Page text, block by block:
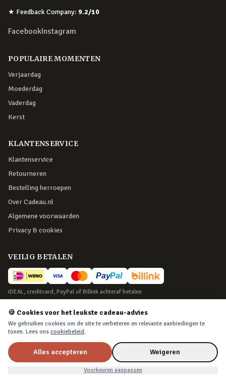
★ Feedback Company: 9.2/10
FacebookInstagram
POPULAIRE MOMENTEN
Verjaardag
Moederdag
Vaderdag
Kerst
KLANTENSERVICE
Klantenservice
Retourneren
Bestelling herroepen
Over Cadeau.nl
Algemene voorwaarden
Privacy & cookies
VEILIG BETALEN
iDEAL, creditcard, PayPal of Billink achteraf betalen
BEZORGING
Voor 22:45 besteld, morgen in huis. Tot 365 dagen retourneren.
©2026Cadeau.nl — Alle rechten voorbehouden
Privacy & cookies·Cookievoorkeuren
🍪 Cookies voor het leukste cadeau-advies
We gebruiken cookies om de site te verbeteren en relevante aanbiedingen te
tonen. Lees ons cookiebeleid.
Alles accepteren Weigeren
Voorkeuren aanpassen